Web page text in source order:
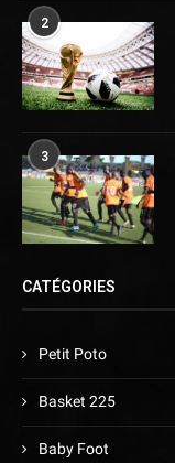
2
3
CATÉGORIES
Petit Poto
Basket 225
Baby Foot